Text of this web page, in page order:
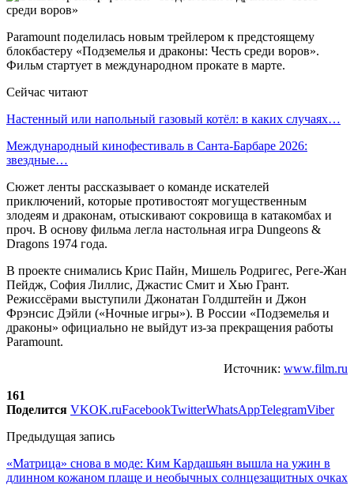
Paramount поделилась новым трейлером к предстоящему
блокбастеру «Подземелья и драконы: Честь среди воров».
Фильм стартует в международном прокате в марте.
Сейчас читают
Настенный или напольный газовый котёл: в каких случаях…
Международный кинофестиваль в Санта-Барбаре 2026:
звездные…
Сюжет ленты рассказывает о команде искателей
приключений, которые противостоят могущественным
злодеям и драконам, отыскивают сокровища в катакомбах и
проч. В основу фильма легла настольная игра Dungeons &
Dragons 1974 года.
В проекте снимались Крис Пайн, Мишель Родригес, Реге-Жан
Пейдж, София Лиллис, Джастис Смит и Хью Грант.
Режиссёрами выступили Джонатан Голдштейн и Джон
Фрэнсис Дэйли («Ночные игры»). В России «Подземелья и
драконы» официально не выйдут из-за прекращения работы
Paramount.
Источник: www.film.ru
161
Поделится VKOK.ruFacebookTwitterWhatsAppTelegramViber
Предыдущая запись
«Матрица» снова в моде: Ким Кардашьян вышла на ужин в
длинном кожаном плаще и необычных солнцезащитных очках